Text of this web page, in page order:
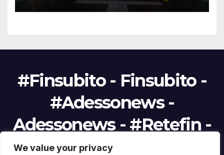
We value your privacy
#Finsubito - Finsubito -
#Adessonews -
Adessonews - #Retefin -
Retefin